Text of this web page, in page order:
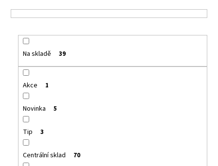
Na skladě 39
Akce 1
Novinka 5
Tip 3
Centrální sklad 70
t
?